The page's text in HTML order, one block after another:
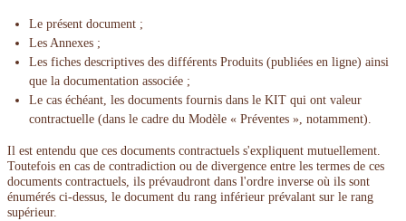
Le présent document ;
Les Annexes ;
Les fiches descriptives des différents Produits (publiées en ligne) ainsi
que la documentation associée ;
Le cas échéant, les documents fournis dans le KIT qui ont valeur
contractuelle (dans le cadre du Modèle « Préventes », notamment).
Il est entendu que ces documents contractuels s'expliquent mutuellement.
Toutefois en cas de contradiction ou de divergence entre les termes de ces
documents contractuels, ils prévaudront dans l'ordre inverse où ils sont
énumérés ci-dessus, le document du rang inférieur prévalant sur le rang
supérieur.